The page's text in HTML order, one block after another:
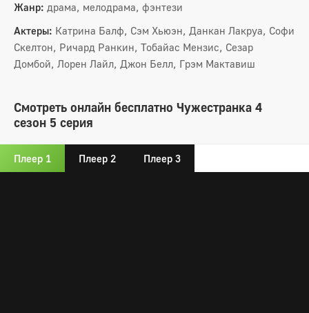
Жанр: драма, мелодрама, фэнтези
Актеры: Катрина Балф, Сэм Хьюэн, Данкан Лакруа, Софи
Скелтон, Ричард Ранкин, Тобайас Мензис, Сезар
Домбой, Лорен Лайл, Джон Белл, Грэм Мактавиш
Смотреть онлайн бесплатно Чужестранка 4
сезон 5 серия
Плеер 1 Плеер 2 Плеер 3